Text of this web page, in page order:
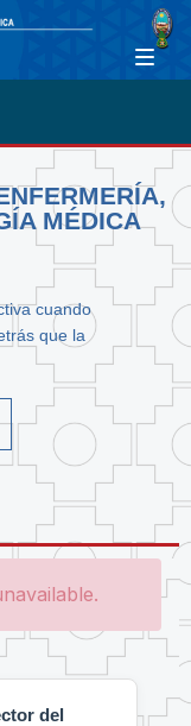
MÉDICA
cuando
que la
del